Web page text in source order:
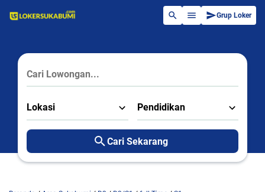
Grup Loker
Lokasi Pendidikan
Cari Sekarang